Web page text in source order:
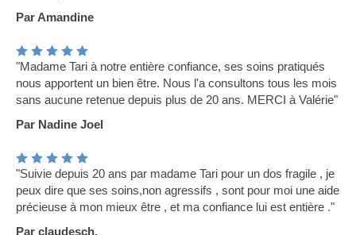
Par Amandine
"Madame Tari à notre entière confiance, ses soins pratiqués
nous apportent un bien être. Nous l'a consultons tous les mois
sans aucune retenue depuis plus de 20 ans. MERCI à Valérie"
Par Nadine Joel
"Suivie depuis 20 ans par madame Tari pour un dos fragile , je
peux dire que ses soins,non agressifs , sont pour moi une aide
précieuse à mon mieux être , et ma confiance lui est entière ."
Par claudesch.